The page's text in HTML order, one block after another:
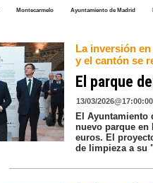
Montecarmelo Ayuntamiento de Madrid
La inversión
y el cantón se
El parque
13/03/2026@17:00:00
El Ayuntamiento
nuevo parque
euros. El
de limpieza a su